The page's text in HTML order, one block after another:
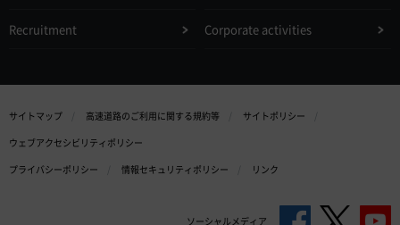
Recruitment Corporate activities
サイトマップ 高速道路のご利用に関する規約等
サイトポリシー
ウェブアクセシビリティポリシー
プライバシーポリシー
情報セキュリティポリシー リンク
ソーシャルメディア